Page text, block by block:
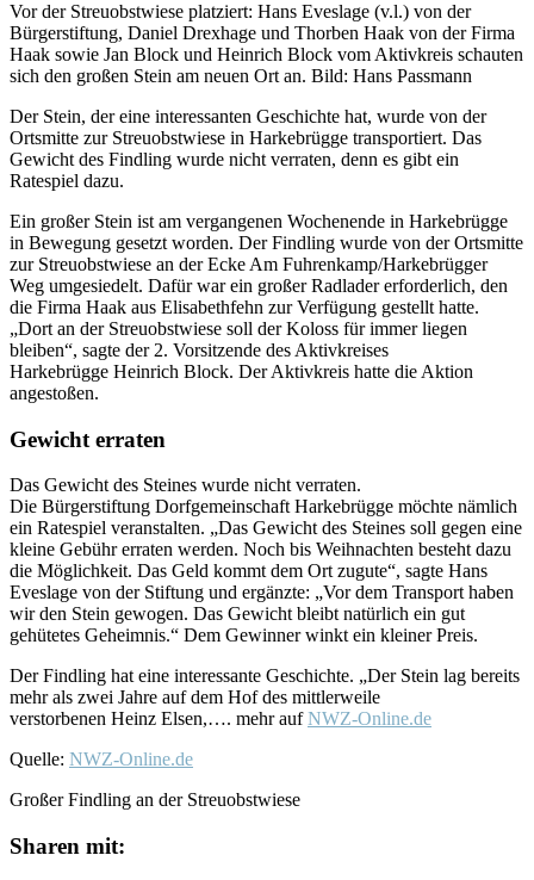
Vor der Streuobstwiese platziert: Hans Eveslage (v.l.) von der
Bürgerstiftung, Daniel Drexhage und Thorben Haak von der Firma
Haak sowie Jan Block und Heinrich Block vom Aktivkreis schauten
sich den großen Stein am neuen Ort an. Bild: Hans Passmann
Der Stein, der eine interessanten Geschichte hat, wurde von der
Ortsmitte zur Streuobstwiese in Harkebrügge transportiert. Das
Gewicht des Findling wurde nicht verraten, denn es gibt ein
Ratespiel dazu.
Ein großer Stein ist am vergangenen Wochenende in Harkebrügge
in Bewegung gesetzt worden. Der Findling wurde von der Ortsmitte
zur Streuobstwiese an der Ecke Am Fuhrenkamp/Harkebrügger
Weg umgesiedelt. Dafür war ein großer Radlader erforderlich, den
die Firma Haak aus Elisabethfehn zur Verfügung gestellt hatte.
„Dort an der Streuobstwiese soll der Koloss für immer liegen
bleiben“, sagte der 2. Vorsitzende des Aktivkreises
Harkebrügge Heinrich Block. Der Aktivkreis hatte die Aktion
angestoßen.
Gewicht erraten
Das Gewicht des Steines wurde nicht verraten.
Die Bürgerstiftung Dorfgemeinschaft Harkebrügge möchte nämlich
ein Ratespiel veranstalten. „Das Gewicht des Steines soll gegen eine
kleine Gebühr erraten werden. Noch bis Weihnachten besteht dazu
die Möglichkeit. Das Geld kommt dem Ort zugute“, sagte Hans
Eveslage von der Stiftung und ergänzte: „Vor dem Transport haben
wir den Stein gewogen. Das Gewicht bleibt natürlich ein gut
gehütetes Geheimnis.“ Dem Gewinner winkt ein kleiner Preis.
Der Findling hat eine interessante Geschichte. „Der Stein lag bereits
mehr als zwei Jahre auf dem Hof des mittlerweile
verstorbenen Heinz Elsen,…. mehr aufNWZ-Online.de
Quelle: NWZ-Online.de
Großer Findling an der Streuobstwiese
Sharen mit: